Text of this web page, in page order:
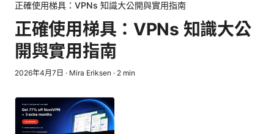
正確使用梯具：VPNs 知識大公開與實用指南
正確使用梯具：VPNs 知識大公
開與實用指南
2026年4月7日 · Mira Eriksen · 2 min